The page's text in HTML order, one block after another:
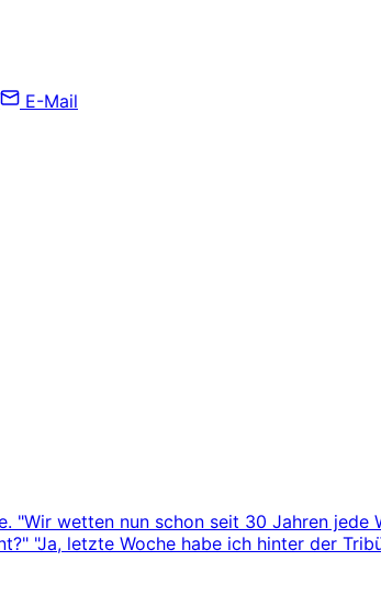
E-Mail
wetten nun schon seit 30 Jahren jede
"Ja, letzte Woche habe ich hinter der